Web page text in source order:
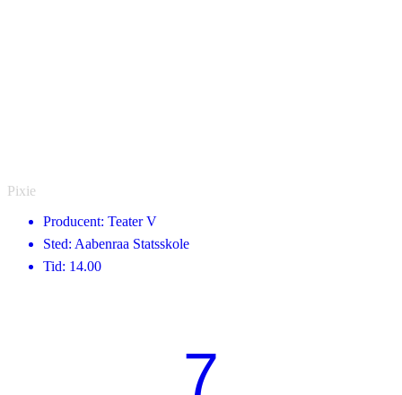
Pixie
Producent: Teater V
Sted: Aabenraa Statsskole
Tid: 14.00
7